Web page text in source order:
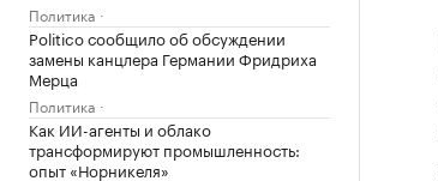
Политика
Politico сообщило об обсуждении
замены канцлера Германии Фридриха
Мерца
Политика
Как ИИ-агенты и облако
трансформируют промышленность:
опыт «Норникеля»